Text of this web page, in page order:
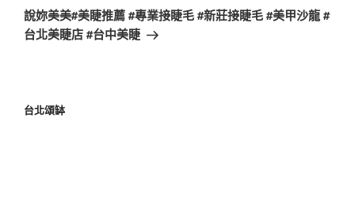
說妳美美#美睫推薦 #專業接睫毛 #新莊接睫毛 #美甲沙龍 #
台北美睫店 #台中美睫
台北頌缽